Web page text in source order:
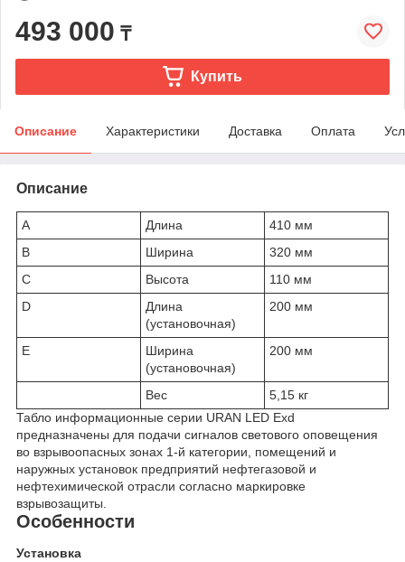
493 000 ₸
Купить
Описание Характеристики Доставка Оплата
Описание
A Длина
410 мм
B
Ширина
320 мм
C
Высота
110 мм
D
Длина
(установочная)
200 мм
E
Ширина
(установочная)
200 мм
Вес
5,15 кг
Табло информационные серии URAN LED Exd
предназначены для подачи сигналов светового оповещения
во взрывоопасных зонах 1-й категории, помещений и
наружных установок предприятий нефтегазовой и
нефтехимической отрасли согласно маркировке
взрывозащиты.
Особенности
Установка